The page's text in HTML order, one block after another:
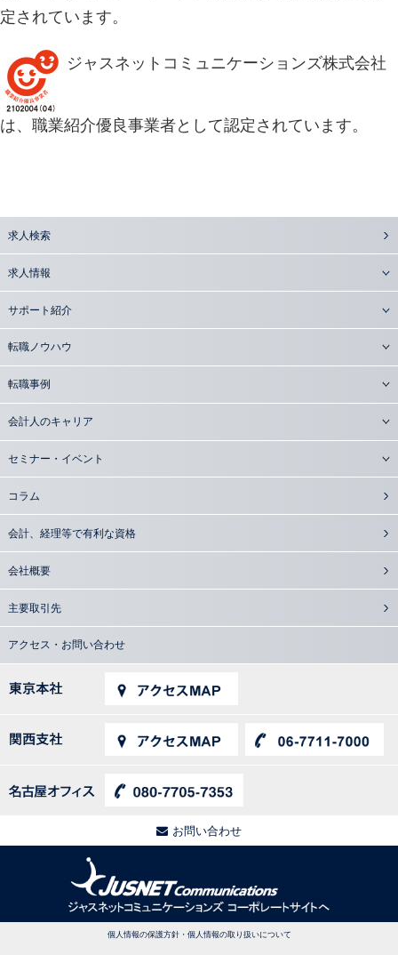
定されています。
ジャスネットコミュニケーションズ株式会社
は、職業紹介優良事業者として認定されています。
求人検索
求人情報
サポート紹介
転職ノウハウ
転職事例
会計人のキャリア
セミナー・イベント
コラム
会計、経理等で有利な資格
会社概要
主要取引先
アクセス・お問い合わせ
お問い合わせ
個人情報の保護方針・個人情報の取り扱いについて